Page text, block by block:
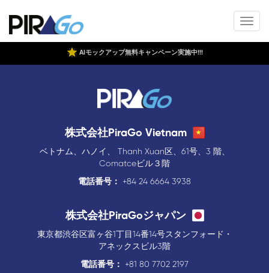
AIモックアップ無料キャンペーン実施中!!!
株式会社PiraGo Vietnam
ベトナム、ハノイ、 Thanh Xuan区、61号、3 階、
Comatceビル３階
電話番号：
+84 24 6664 3938
株式会社PiraGoジャパン
東京都渋谷区富ヶ谷1丁目14番14号スタンフォード・
アネックスビル3階
電話番号：
+81 80 7702 2197